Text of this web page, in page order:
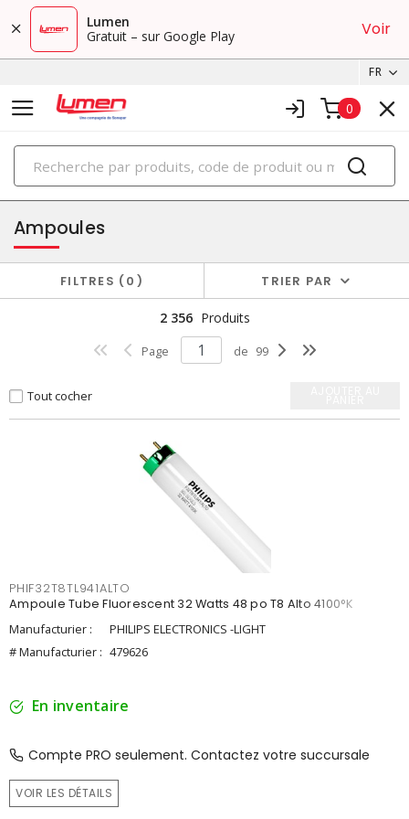
Lumen
Gratuit – sur Google Play
Voir
FR
0
PRODUITS
éclairage
Ampoules
FILTRES 0 TRIER PAR
2 356 Produits
Page de 99
Tout cocher
PHIF32T8TL941ALTO
Ampoule Tube Fluorescent 32 Watts 48 po T8 Alto 4100°K
Manufacturier :
PHILIPS ELECTRONICS -LIGHT
# Manufacturier : 479626
En inventaire
Compte PRO seulement. Contactez votre succursale
VOIR LES DÉTAILS